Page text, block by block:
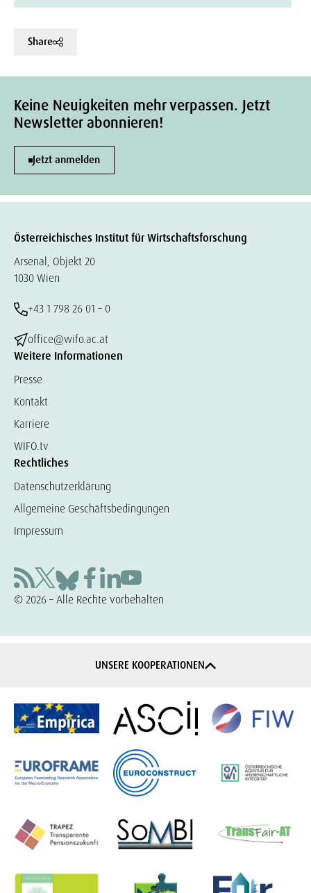
Share
Keine Neuigkeiten mehr verpassen. Jetzt
Newsletter abonnieren!
Jetzt anmelden
Österreichisches Institut für Wirtschaftsforschung
Arsenal, Objekt 20
1030 Wien
+43 1 798 26 01 – 0
office@wifo.ac.at
Weitere Informationen
Presse
Kontakt
Karriere
WIFO.tv
Rechtliches
Datenschutzerklärung
Allgemeine Geschäftsbedingungen
Impressum
© 2026 – Alle Rechte vorbehalten
UNSERE KOOPERATIONEN